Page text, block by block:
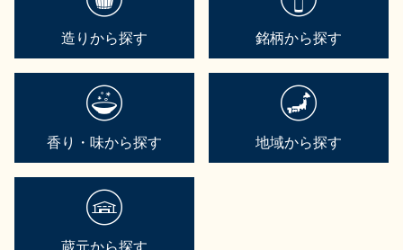
造りから探す 銘柄から探す
香り・味から探す 地域から探す